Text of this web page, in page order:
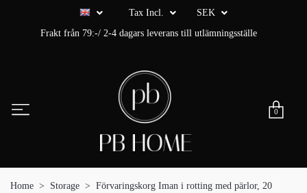
Tax Incl.
SEK
Frakt från 79:-/ 2-4 dagars leverans till utlämningsställe
0
Home Storage Förvaringskorg Iman i rotting med pärlor, 20